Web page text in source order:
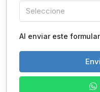
Seleccione
Al enviar este